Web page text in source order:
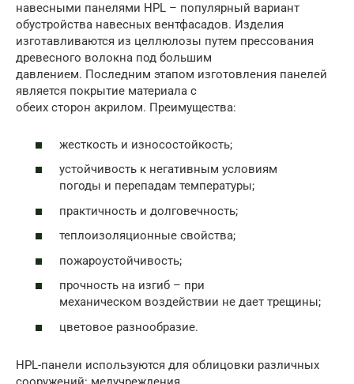
навесными панелями HPL – популярный вариант
обустройства навесных вентфасадов. Изделия
изготавливаются из целлюлозы путем прессования
древесного волокна под большим
давлением. Последним этапом изготовления панелей
является покрытие материала с
обеих сторон акрилом. Преимущества:
жесткость и износостойкость;
устойчивость к негативным условиям
погоды и перепадам температуры;
практичность и долговечность;
теплоизоляционные свойства;
пожароустойчивость;
прочность на изгиб – при
механическом воздействии не дает трещины;
цветовое разнообразие.
HPL-панели используются для облицовки различных